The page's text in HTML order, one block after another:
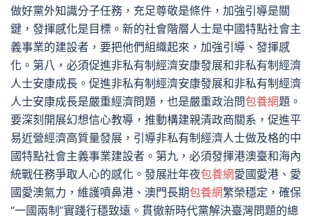
做好黨外知識分子任務，充足尊敬是條件，加強引導是關
鍵，發揮感化是目標。新的社會階層人士是中國特點社會主
義事業的建設者，要把他們組織起來，加強引導、發揮感
化。第八，必須促進非私有制經濟安康發展和非私有制經濟
人士安康成長。促進非私有制經濟安康發展和非私有制經濟
人士安康成長是嚴重經濟問題，也是嚴重政治問包養網題。
要深刻開展幻想信心教導，推動構建親清政商關系，促進平
易近營經濟高質量發展，引導非私有制經濟人士做及格的中
國特點社會主義事業建設者。第九，必須發揮港澳臺和海內
統戰任務爭取人心的感化。發展壯年夜包養網愛國愛港、愛
國愛澳氣力，維護噴鼻港、澳門長期包養網繁榮穩定，確保
“一國兩制”實踐行穩致遠。貫徹新時代黨解決臺灣問題的總